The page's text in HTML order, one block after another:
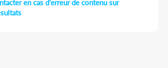
en cas d'erreur de contenu sur